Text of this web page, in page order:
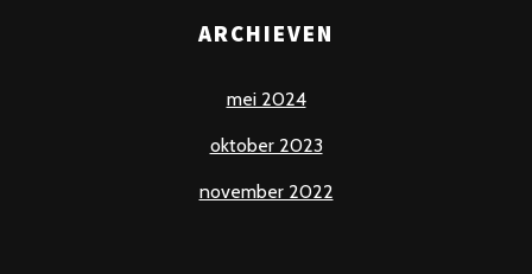
ARCHIEVEN
mei 2024
oktober 2023
november 2022